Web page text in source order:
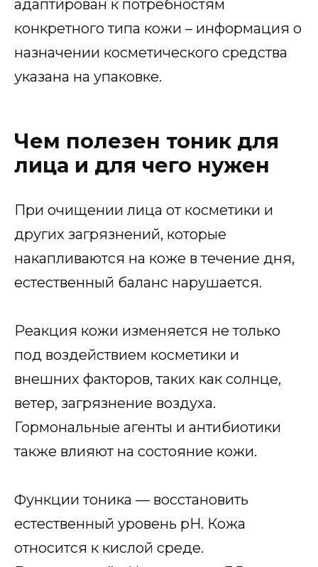
адаптирован к потребностям
конкретного типа кожи – информация о
назначении косметического средства
указана на упаковке.
Чем полезен тоник для
лица и для чего нужен
При очищении лица от косметики и
других загрязнений, которые
накапливаются на коже в течение дня,
естественный баланс нарушается.
Реакция кожи изменяется не только
под воздействием косметики и
внешних факторов, таких как солнце,
ветер, загрязнение воздуха.
Гормональные агенты и антибиотики
также влияют на состояние кожи.
Функции тоника — восстановить
естественный уровень pH. Кожа
относится к кислой среде.